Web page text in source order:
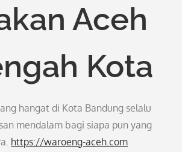
Aceh
Kota
hangat di Kota Bandung selalu
mendalam bagi siapa pun yang
https://waroeng-aceh.com